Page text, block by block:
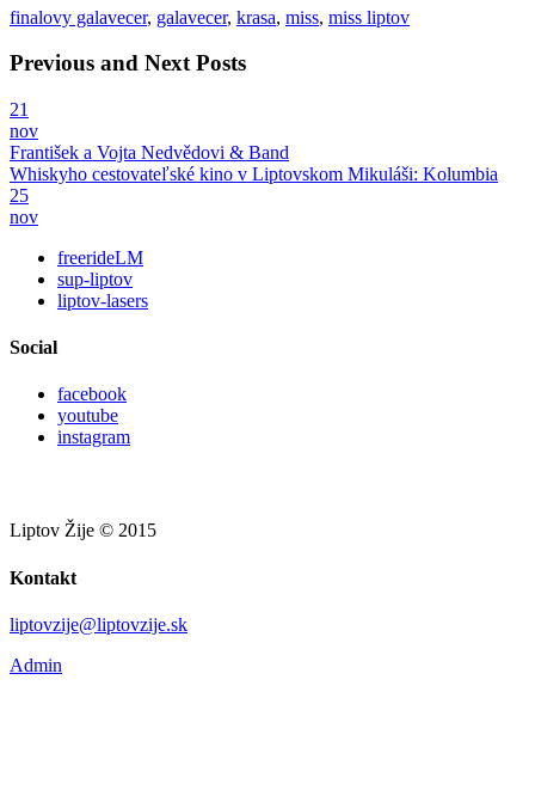
finalovy galavecer, galavecer, krasa, miss, miss liptov
Previous and Next Posts
21
nov
František a Vojta Nedvědovi & Band
Whiskyho cestovateľské kino v Liptovskom Mikuláši: Kolumbia
25
nov
freerideLM
sup-liptov
liptov-lasers
Social
facebook
youtube
instagram
Liptov Žije © 2015
Kontakt
liptovzije@liptovzije.sk
Admin